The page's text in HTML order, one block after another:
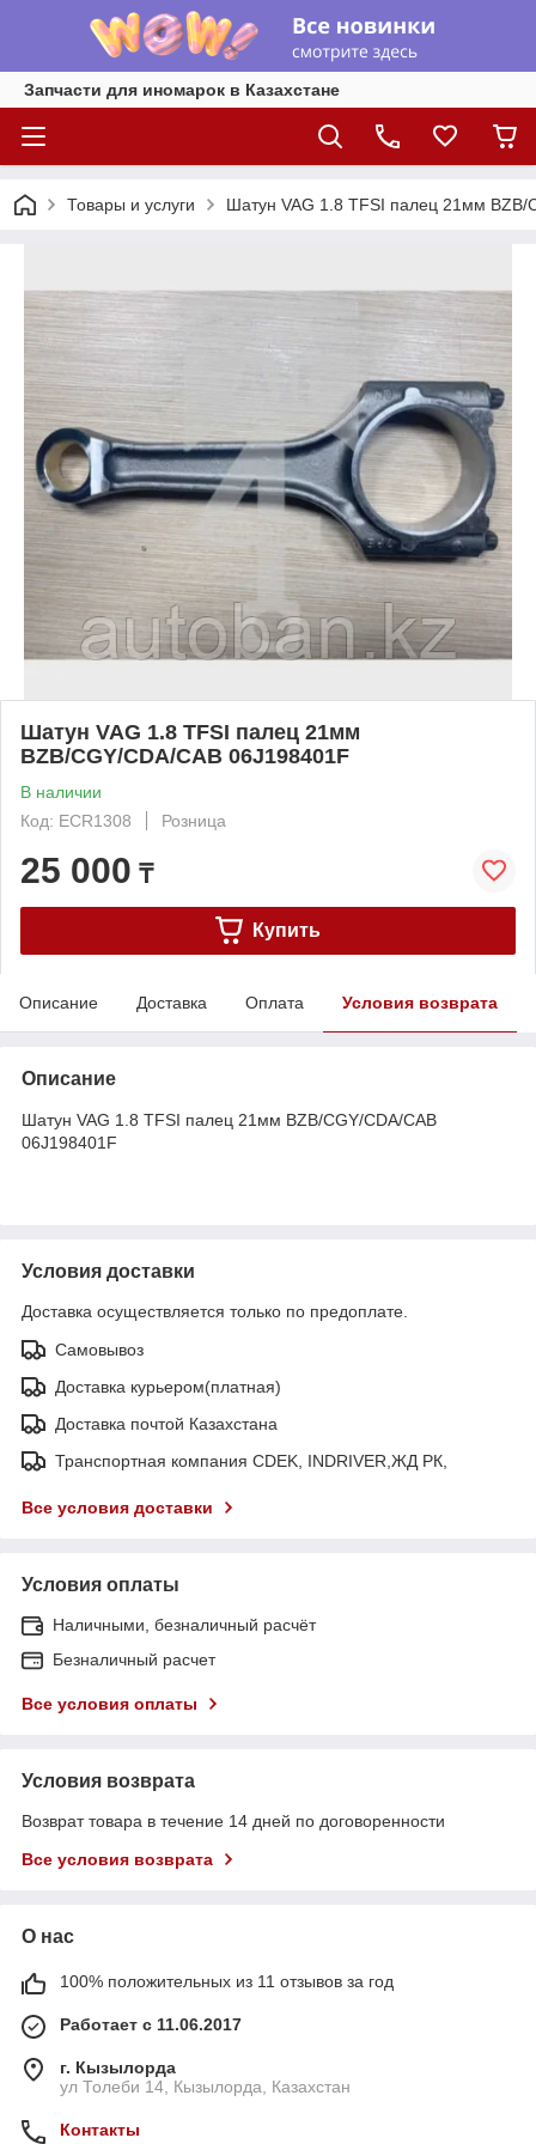
Запчасти для иномарок в Казахстане
Товары и услуги Шатун VAG 1.8 TFSI палец 21мм BZB/
Шатун VAG 1.8 TFSI палец 21мм
BZB/CGY/CDA/CAB 06J198401F
В наличии
Код: ECR1308
Розница
25 000 ₸
Купить
Описание Доставка Оплата Условия возврата
Описание
Шатун VAG 1.8 TFSI палец 21мм BZB/CGY/CDA/CAB
06J198401F
Условия доставки
Доставка осуществляется только по предоплате.
Самовывоз
Доставка курьером(платная)
Доставка почтой Казахстана
Транспортная компания CDEK, INDRIVER,ЖД РК,
Все условия доставки
Условия оплаты
Наличными, безналичный расчёт
Безналичный расчет
Все условия оплаты
Условия возврата
Возврат товара в течение 14 дней по договоренности
Все условия возврата
О нас
100% положительных из 11 отзывов за год
Работает с 11.06.2017
г. Кызылорда
ул Толеби 14, Кызылорда, Казахстан
Контакты